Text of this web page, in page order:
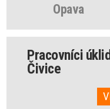
Opava
Pracovníci
Čivice